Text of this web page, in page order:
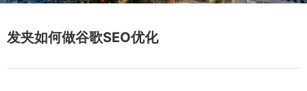
发夹如何做谷歌SEO优化